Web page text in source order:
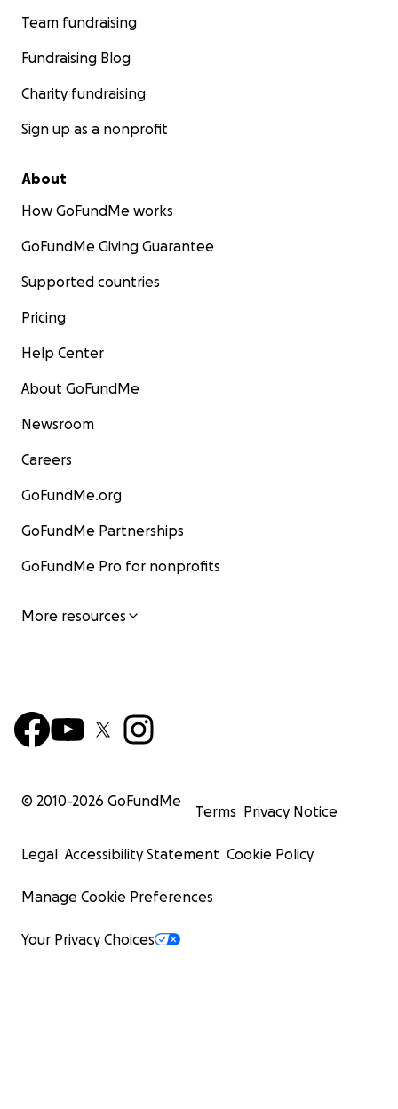
Team fundraising
Fundraising Blog
Charity fundraising
Sign up as a nonprofit
About
How GoFundMe works
GoFundMe Giving Guarantee
Supported countries
Pricing
Help Center
About GoFundMe
Newsroom
Careers
GoFundMe.org
GoFundMe Partnerships
GoFundMe Pro for nonprofits
More resources
© 2010-2026 GoFundMe
Terms Privacy Notice
Legal Accessibility Statement Cookie Policy
Manage Cookie Preferences
Your Privacy Choices